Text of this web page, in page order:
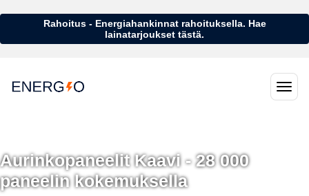
Rahoitus - Energiahankinnat rahoituksella. Hae
lainatarjoukset tästä.
Aurinkopaneelit Kaavi - 28 000
paneelin kokemuksella